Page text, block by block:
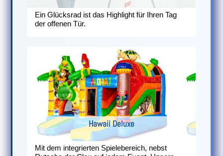
Ein Glücksrad ist das Highlight für Ihren Tag
der offenen Tür.
Hawaii Deluxe
Mit dem integrierten Spielebereich, nebst